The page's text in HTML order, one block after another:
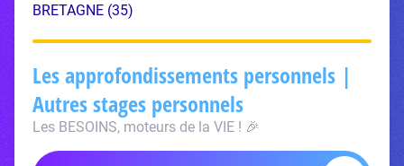
BRETAGNE (35)
Les approfondissements personnels |
Autres stages personnels
Les BESOINS, moteurs de la VIE ! 🎉